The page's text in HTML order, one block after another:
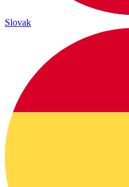
Slovak